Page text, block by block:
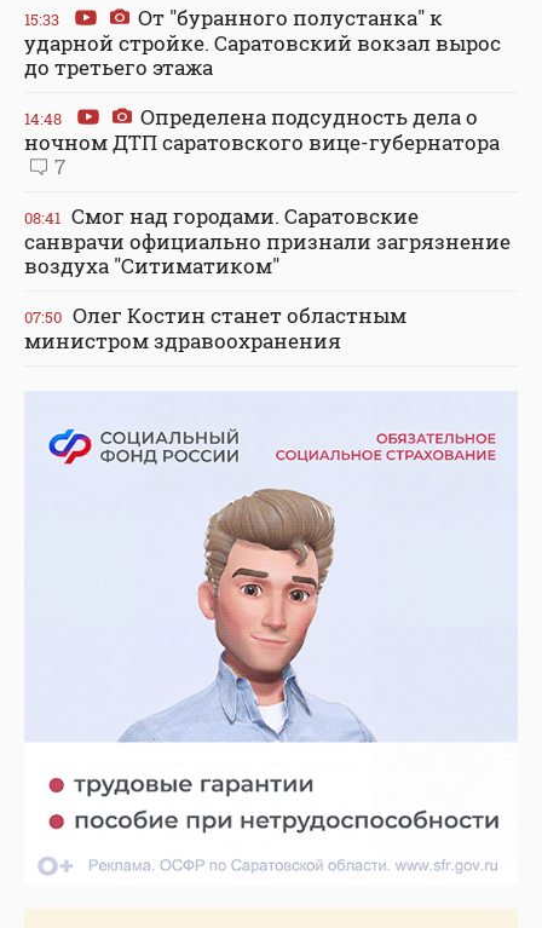
15:33
От "буранного полустанка" к
ударной стройке. Саратовский вокзал вырос
до третьего этажа
14:48
Определена подсудность дела о
ночном ДТП саратовского вице-губернатора
7
08:41 Смог над городами. Саратовские
санврачи официально признали загрязнение
воздуха "Ситиматиком"
07:50 Олег Костин станет областным
министром здравоохранения